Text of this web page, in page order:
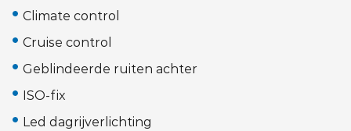
Climate control
Cruise control
Geblindeerde ruiten achter
ISO-fix
Led dagrijverlichting